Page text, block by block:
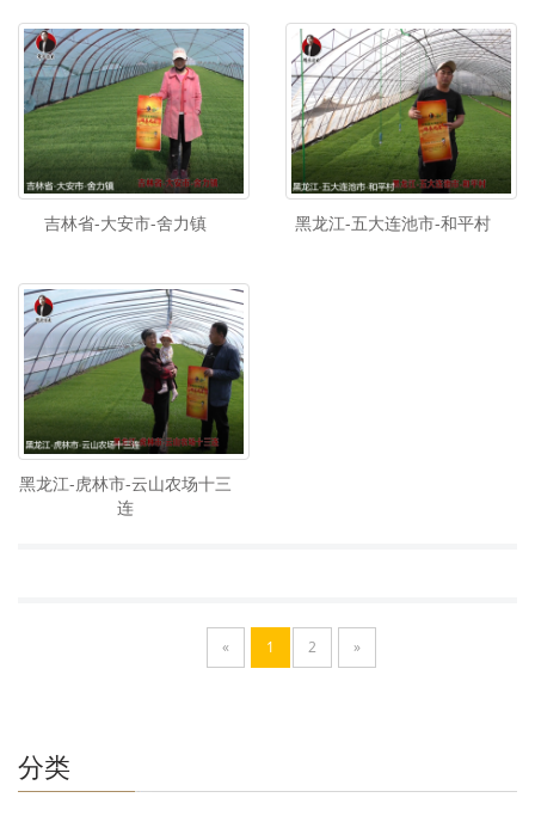
吉林省-大安市-舍力镇 黑龙江-五大连池市-和平村
黑龙江-虎林市-云山农场十三
连
« 1 2 »
分类